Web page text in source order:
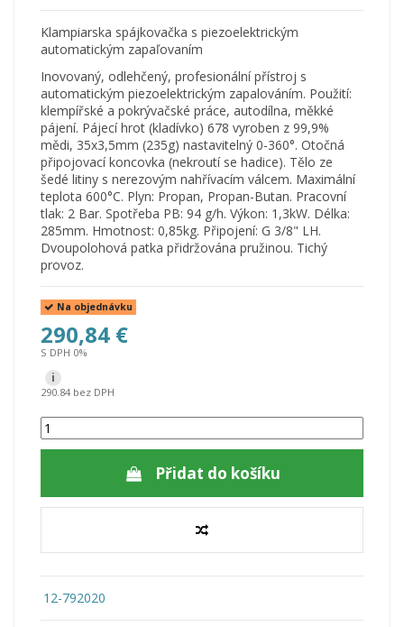
Klampiarska spájkovačka s piezoelektrickým
automatickým zapaľovaním
Inovovaný, odlehčený, profesionální přístroj s
automatickým piezoelektrickým zapalováním. Použití:
klempířské a pokrývačské práce, autodílna, měkké
pájení. Pájecí hrot (kladívko) 678 vyroben z 99,9%
mědi, 35x3,5mm (235g) nastavitelný 0-360°. Otočná
připojovací koncovka (nekroutí se hadice). Tělo ze
šedé litiny s nerezovým nahřívacím válcem. Maximální
teplota 600°C. Plyn: Propan, Propan-Butan. Pracovní
tlak: 2 Bar. Spotřeba PB: 94 g/h. Výkon: 1,3kW. Délka:
285mm. Hmotnost: 0,85kg. Připojení: G 3/8" LH.
Dvoupolohová patka přidržována pružinou. Tichý
provoz.
Na objednávku
290,84 €
S DPH 0%
i
290.84 bez DPH
Přidat do košíku
12-792020